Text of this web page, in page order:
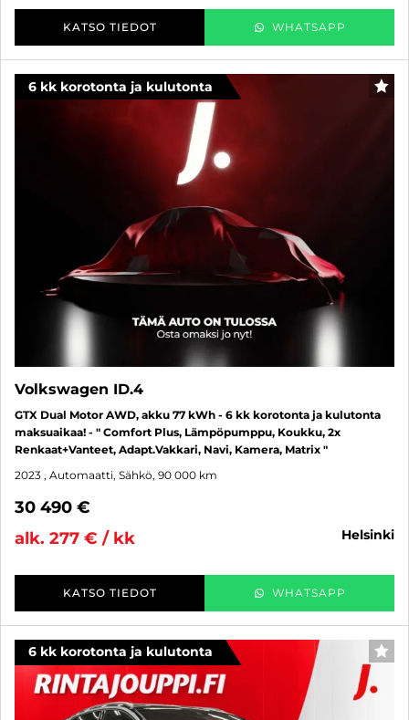
KATSO TIEDOT WHATSAPP
6 kk korotonta ja kulutonta
Volkswagen ID.4
GTX Dual Motor AWD, akku 77 kWh - 6 kk korotonta ja kulutonta
maksuaikaa! - " Comfort Plus, Lämpöpumppu, Koukku, 2x
Renkaat+Vanteet, Adapt.Vakkari, Navi, Kamera, Matrix "
2023 , Automaatti, Sähkö, 90 000 km
30 490 €
alk. 277 € / kk
helsinki
KATSO TIEDOT WHATSAPP
6 kk korotonta ja kulutonta